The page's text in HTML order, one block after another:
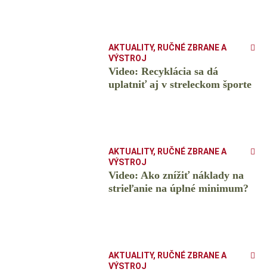
AKTUALITY, RUČNÉ ZBRANE A
VÝSTROJ
Video: Recyklácia sa dá
uplatniť aj v streleckom športe
AKTUALITY, RUČNÉ ZBRANE A
VÝSTROJ
Video: Ako znížiť náklady na
strieľanie na úplné minimum?
AKTUALITY, RUČNÉ ZBRANE A
VÝSTROJ